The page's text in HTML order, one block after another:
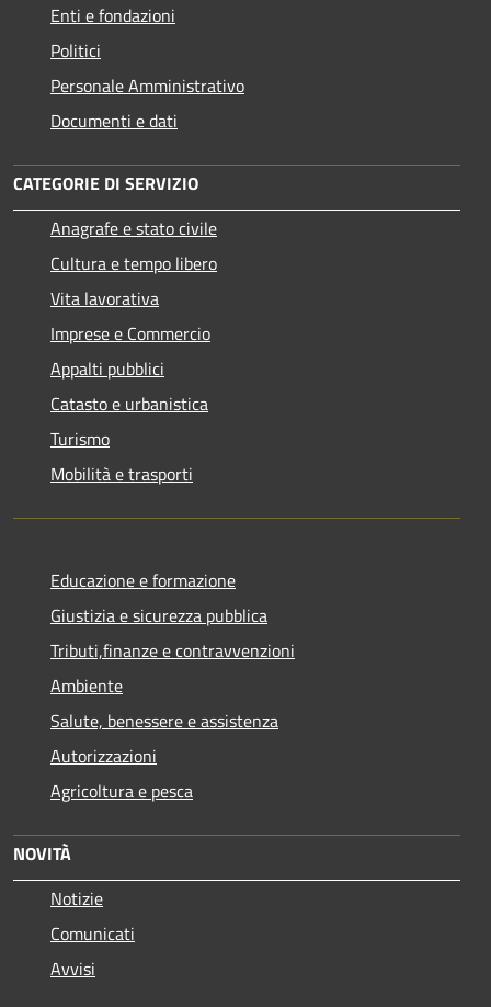
Enti e fondazioni
Politici
Personale Amministrativo
Documenti e dati
CATEGORIE DI SERVIZIO
Anagrafe e stato civile
Cultura e tempo libero
Vita lavorativa
Imprese e Commercio
Appalti pubblici
Catasto e urbanistica
Turismo
Mobilità e trasporti
Educazione e formazione
Giustizia e sicurezza pubblica
Tributi,finanze e contravvenzioni
Ambiente
Salute, benessere e assistenza
Autorizzazioni
Agricoltura e pesca
NOVITÀ
Notizie
Comunicati
Avvisi